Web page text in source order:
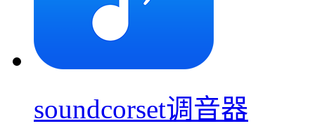
soundcorset调音器